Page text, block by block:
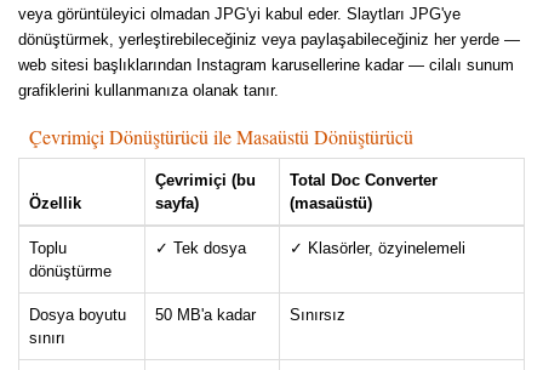
veya görüntüleyici olmadan JPG'yi kabul eder. Slaytları JPG'ye
dönüştürmek, yerleştirebileceğiniz veya paylaşabileceğiniz her yerde —
web sitesi başlıklarından Instagram karusellerine kadar — cilalı sunum
grafiklerini kullanmanıza olanak tanır.
Çevrimiçi Dönüştürücü ile Masaüstü Dönüştürücü
Özellik
Çevrimiçi (bu
sayfa)
Total Doc Converter
(masaüstü)
Toplu
dönüştürme
✓ Tek dosya ✓ Klasörler, özyinelemeli
Dosya boyutu
sınırı
50 MB'a kadar Sınırsız